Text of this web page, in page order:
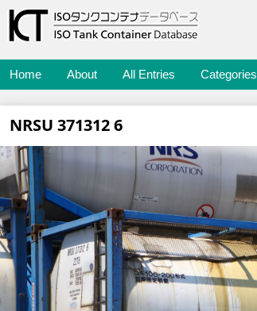
Home About All Entries Categories
NRSU 371312 6